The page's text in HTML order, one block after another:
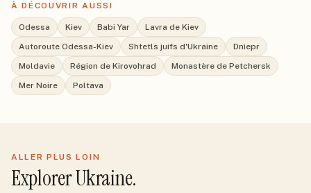
À DÉCOUVRIR AUSSI
Odessa Kiev Babi Yar
Lavra de Kiev
Autoroute Odessa-Kiev
Shtetls juifs d'Ukraine
Dniepr
Moldavie
Région de Kirovohrad
Monastère de Petchersk
Mer Noire
Poltava
ALLER PLUS LOIN
ExplorerUkraine.